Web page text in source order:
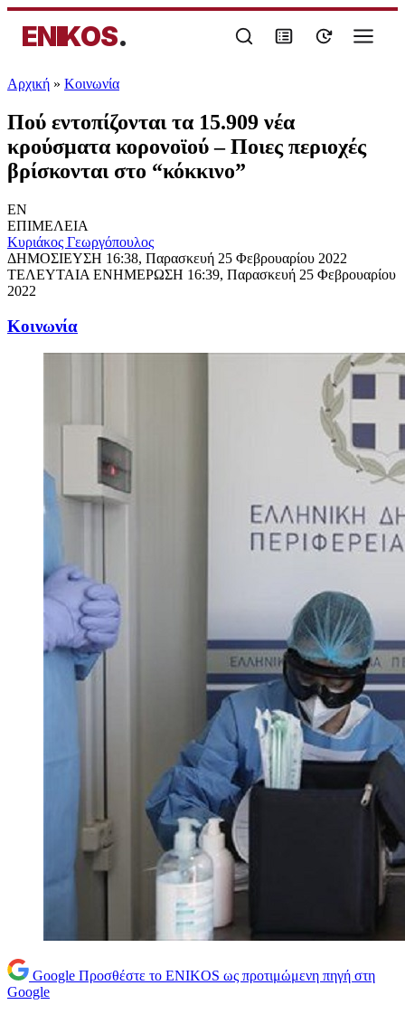
ENIKOS.
Αρχική » Κοινωνία
Πού εντοπίζονται τα 15.909 νέα
κρούσματα κορονοϊού – Ποιες περιοχές
βρίσκονται στο “κόκκινο”
EN
ΕΠΙΜΕΛΕΙΑ
Κυριάκος Γεωργόπουλος
ΔΗΜΟΣΙΕΥΣΗ 16:38, Παρασκευή 25 Φεβρουαρίου 2022
ΤΕΛΕΥΤΑΙΑ ΕΝΗΜΕΡΩΣΗ 16:39, Παρασκευή 25 Φεβρουαρίου
2022
Κοινωνία
Google Προσθέστε το ENIKOS ως προτιμώμενη πηγή στη
Google